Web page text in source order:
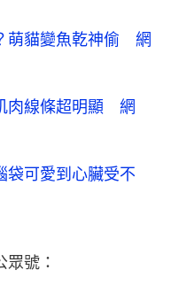
萌貓變魚乾神偷 網
肉線條超明顯 網
可愛到心臟受不
眾號：